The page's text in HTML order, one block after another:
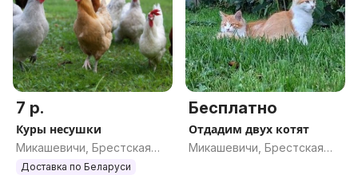
7 р.
Куры несушки
Микашевичи, Брестская
обл.
Доставка по Беларуси
Бесплатно
Отдадим двух котят
Микашевичи, Брестская